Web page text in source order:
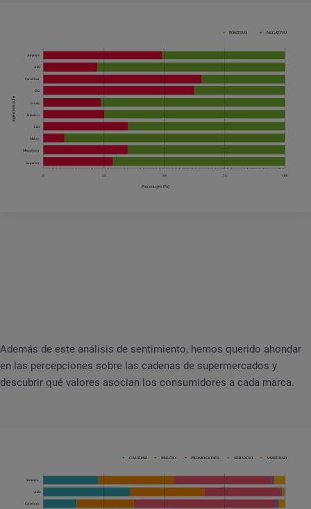
Además de este análisis de sentimiento, hemos querido ahondar
en las percepciones sobre las cadenas de supermercados y
descubrir qué valores asocian los consumidores a cada marca.